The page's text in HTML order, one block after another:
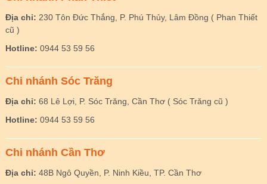
Địa chỉ: 230 Tôn Đức Thắng, P. Phú Thủy, Lâm Đồng ( Phan Thiết
cũ )
Hotline: 0944 53 59 56
Chi nhánh Sóc Trăng
Địa chỉ: 68 Lê Lợi, P. Sóc Trăng, Cần Thơ ( Sóc Trăng cũ )
Hotline: 0944 53 59 56
Chi nhánh Cần Thơ
Địa chỉ: 48B Ngô Quyền, P. Ninh Kiều, TP. Cần Thơ